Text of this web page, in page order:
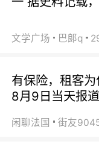
文学广场 巴郞q
有保险，租客
8月9日当天报
闲聊法国